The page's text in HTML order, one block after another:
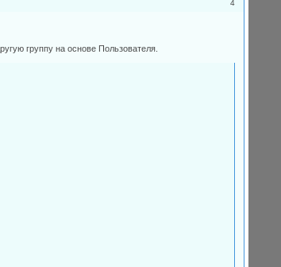
4
группу на основе Пользователя.